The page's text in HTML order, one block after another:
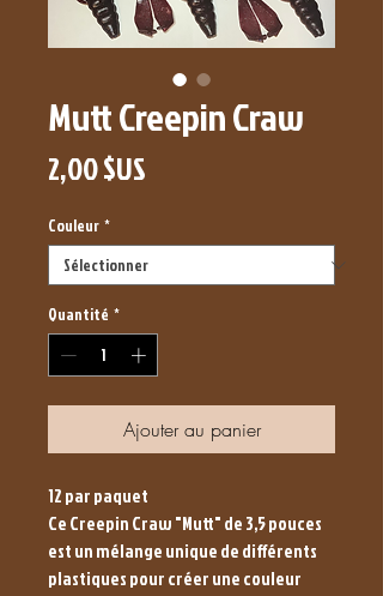
Mutt Creepin Craw
2,00 $US
Couleur *
Quantité *
Ajouter au panier
12 par paquet
Ce Creepin Craw "Mutt" de 3,5 pouces
est un mélange unique de différents
plastiques pour créer une couleur